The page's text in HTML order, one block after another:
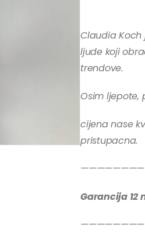
Claudia
ljude koji
trendove.
Osim ljepote,
cijena nase
pristupacna.
Garancija 12